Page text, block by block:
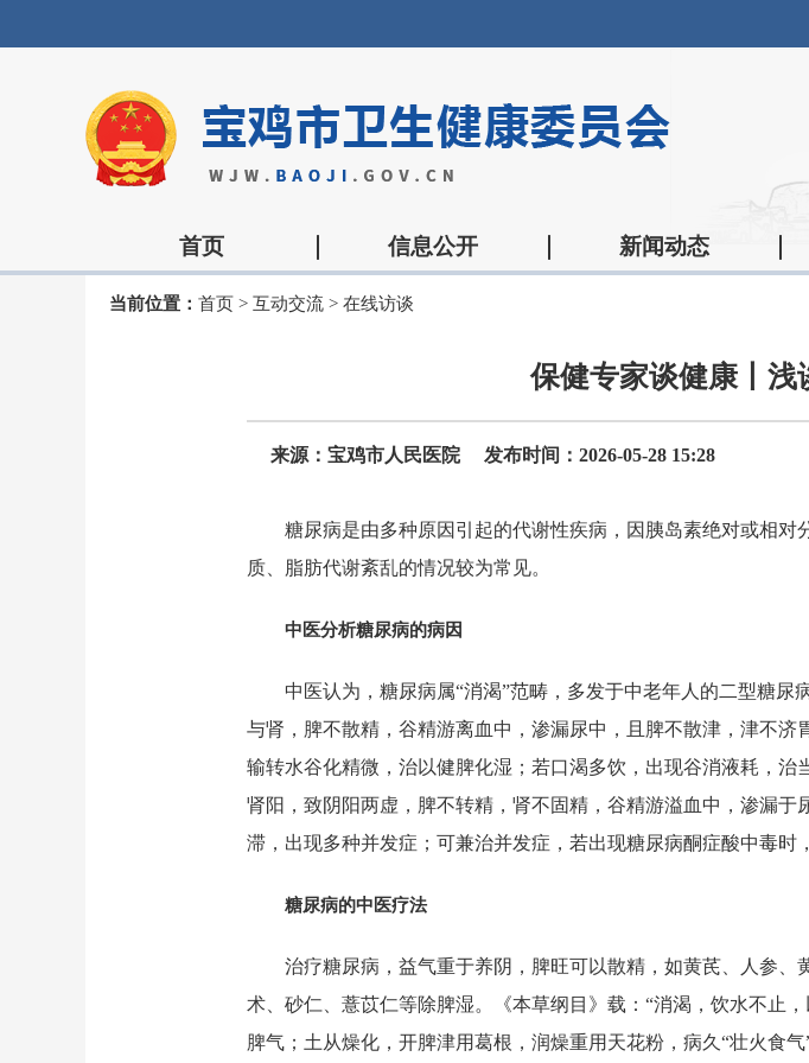
首页 信息公开 新闻动态
当前位置： 首页 > 互动交流 > 在线访谈
保健专家谈健康丨
来源：宝鸡市人民医院 发布时间：2026-05-28 15:28
糖尿病是由多种原因引起的代谢性疾病，因胰岛素绝对或相
质、脂肪代谢紊乱的情况较为常见。
中医分析糖尿病的病因
中医认为，糖尿病属“消渴”范畴，多发于中老年人的二型糖
与肾，脾不散精，谷精游离血中，渗漏尿中，且脾不散津，津不
输转水谷化精微，治以健脾化湿；若口渴多饮，出现谷消液耗，
肾阳，致阴阳两虚，脾不转精，肾不固精，谷精游溢血中，渗漏
滞，出现多种并发症；可兼治并发症，若出现糖尿病酮症酸中毒时
糖尿病的中医疗法
治疗糖尿病，益气重于养阴，脾旺可以散精，如黄芪、人参
术、砂仁、薏苡仁等除脾湿。《本草纲目》载：“消渴，饮水不止
脾气；土从燥化，开脾津用葛根，润燥重用天花粉，病久“壮火食